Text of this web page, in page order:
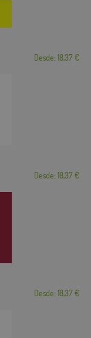
Desde: 18,37 €
Desde: 18,37 €
Desde: 18,37 €